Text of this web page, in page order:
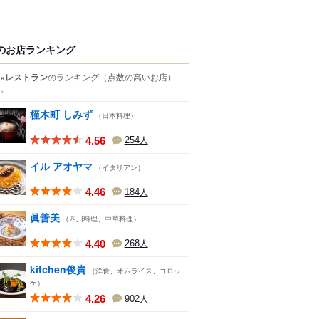
お店ランキング
レストランのランキング （点数の高いお店）
橦木町 しみず （日本料理）
4.56 254人
イル アオヤマ （イタリアン）
4.46 184人
眞善美 （四川料理、中華料理）
4.40 268人
kitchen俊貴 （洋食、オムライス、コロッ
ケ）
4.26 902人